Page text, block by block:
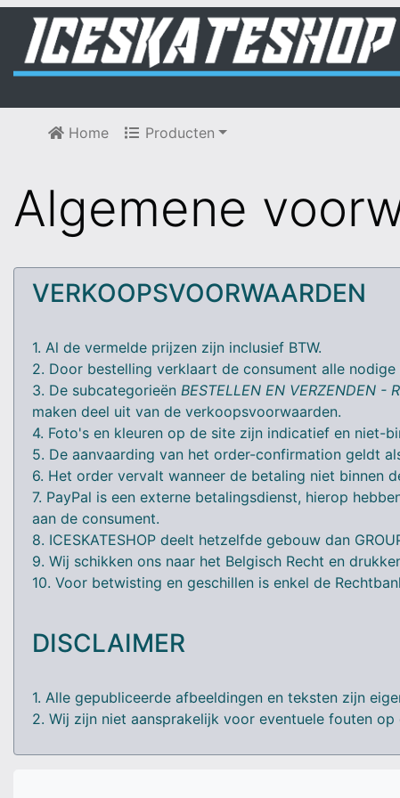
Home Producten
Algemene
VERKOOPSVOORWAARDEN
1. Al de vermelde prijzen zijn inclusief BTW.
2. Door bestelling verklaart de consument alle
3. De subcategorieën BESTELLEN EN VERZENDEN -
maken deel uit van de verkoopsvoorwaarden.
4. Foto's en kleuren op de site zijn indicatief en niet-
5. De aanvaarding van het order-confirmation geldt
6. Het order vervalt wanneer de betaling niet binnen
7. PayPal is een externe betalingsdienst, hierop
aan de consument.
8. ICESKATESHOP deelt hetzelfde gebouw dan
9. Wij schikken ons naar het Belgisch Recht en
10. Voor betwisting en geschillen is enkel de
DISCLAIMER
1. Alle gepubliceerde afbeeldingen en teksten zijn
2. Wij zijn niet aansprakelijk voor eventuele fouten op